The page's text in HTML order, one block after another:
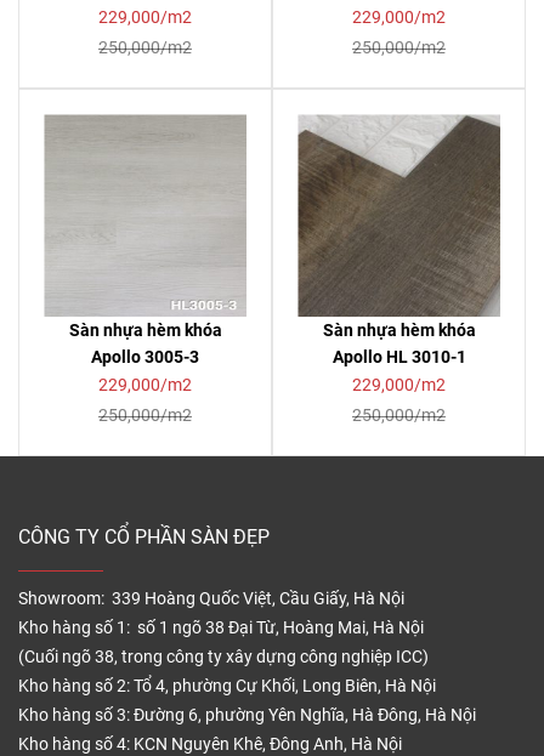
229,000/m2
250,000/m2
229,000/m2
250,000/m2
Sàn nhựa hèm khóa
Apollo 3005-3
229,000/m2
250,000/m2
Sàn nhựa hèm khóa
Apollo HL 3010-1
229,000/m2
250,000/m2
CÔNG TY CỔ PHẦN SÀN ĐẸP
Showroom: 339 Hoàng Quốc Việt, Cầu Giấy, Hà Nội
Kho hàng số 1: số 1 ngõ 38 Đại Từ, Hoàng Mai, Hà Nội
(Cuối ngõ 38, trong công ty xây dựng công nghiệp ICC)
Kho hàng số 2: Tổ 4, phường Cự Khối, Long Biên, Hà Nội
Kho hàng số 3: Đường 6, phường Yên Nghĩa, Hà Đông, Hà Nội
Kho hàng số 4: KCN Nguyên Khê, Đông Anh, Hà Nội